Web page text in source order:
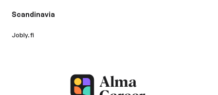
Scandinavia
Jobly.fi